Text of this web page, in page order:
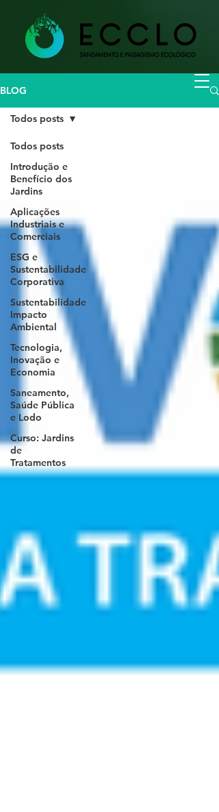
BLOG
Todos posts
Introdução e
Benefício dos
Jardins
Aplicações
Industriais e
Comerciais
ESG e
Sustentabilidade
Corporativa
Sustentabilidade
Impacto
Ambiental
Tecnologia,
Inovação e
Economia
Saneamento,
Saúde Pública
e Lodo
Curso: Jardins
de
Tratamentos
Todos posts